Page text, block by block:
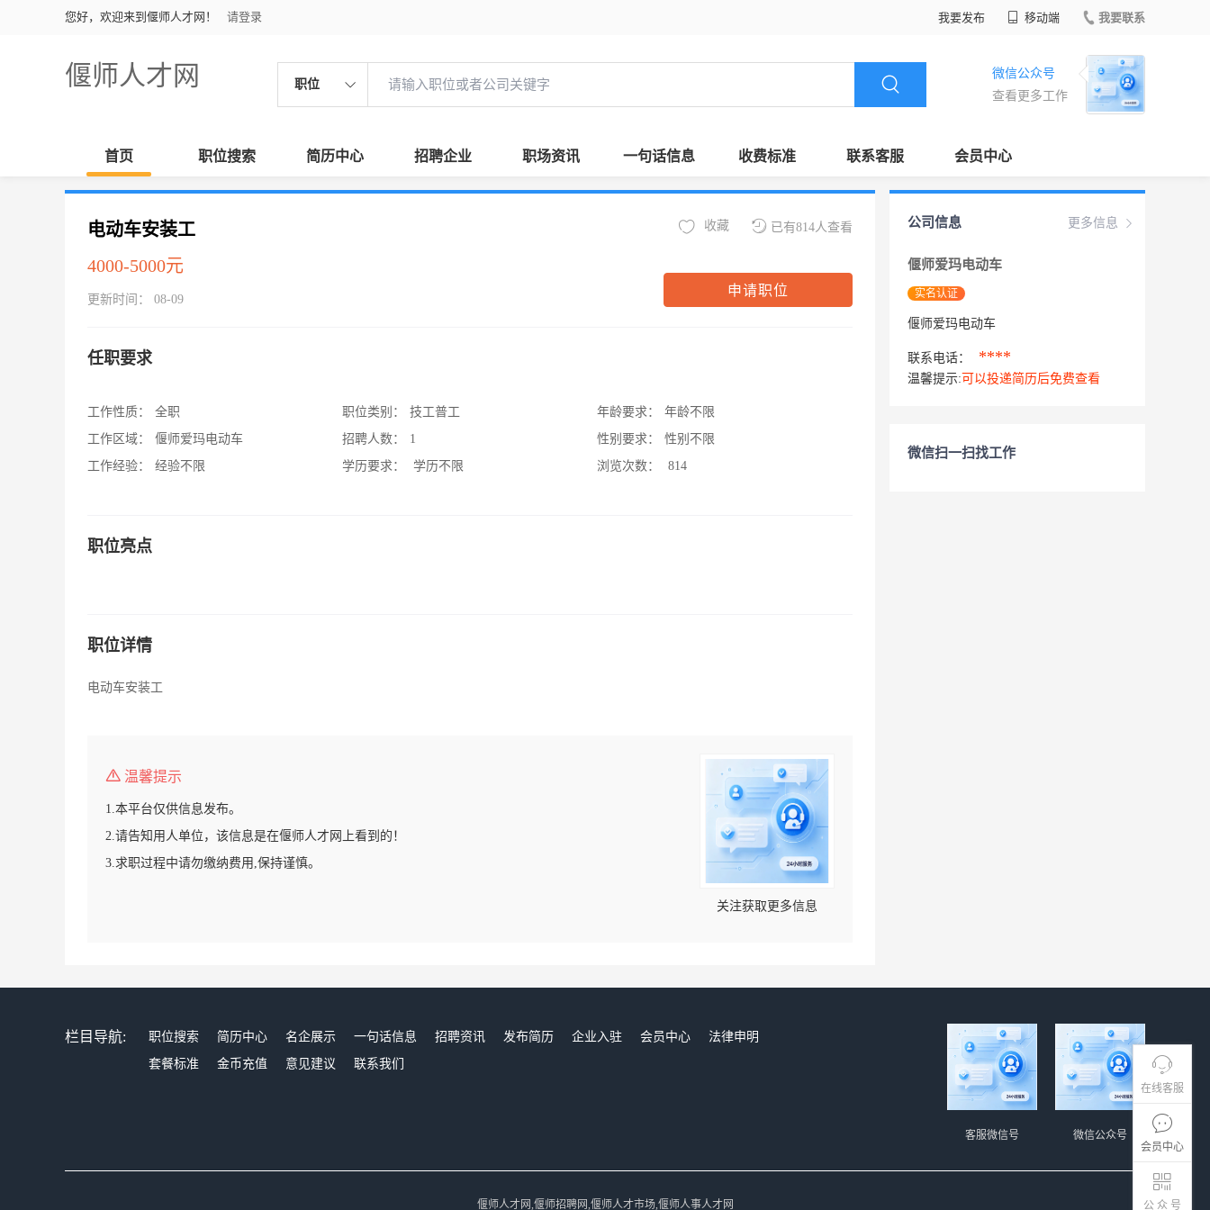
您好，欢迎来到偃师人才网！ 请登录 我要发布 移动端 我要联系
偃师人才网 职位
微信公众号
查看更多工作
首页 职位搜索 简历中心 招聘企业 职场资讯 一句话信息 收费标准 联系客服 会员中心
在线客服
会员中心
公 众 号
电动车安装工
4000-5000元
更新时间： 08-09
已有814人查看
收藏
申请职位
任职要求
工作性质：
全职
工作区域：
偃师爱玛电动车
工作经验：
经验不限
职位类别：
技工普工
招聘人数：
1
学历要求：
学历不限
年龄要求：
年龄不限
性别要求：
性别不限
浏览次数：
814
职位亮点
职位详情
电动车安装工
温馨提示
1.本平台仅供信息发布。
2.请告知用人单位，该信息是在偃师人才网上看到的！
3.求职过程中请勿缴纳费用,保持谨慎。
关注获取更多信息
更多信息
公司信息
偃师爱玛电动车
实名认证
偃师爱玛电动车
联系电话： ****
温馨提示: 可以投递简历后免费查看
微信扫一扫找工作
栏目导航: 职位搜索 简历中心 名企展示 一句话信息 招聘资讯 发布简历 企业入驻 会员中心
法律申明
套餐标准
金币充值 意见建议 联系我们
微信公众号
客服微信号
偃师人才网,偃师招聘网,偃师人才市场,偃师人事人才网